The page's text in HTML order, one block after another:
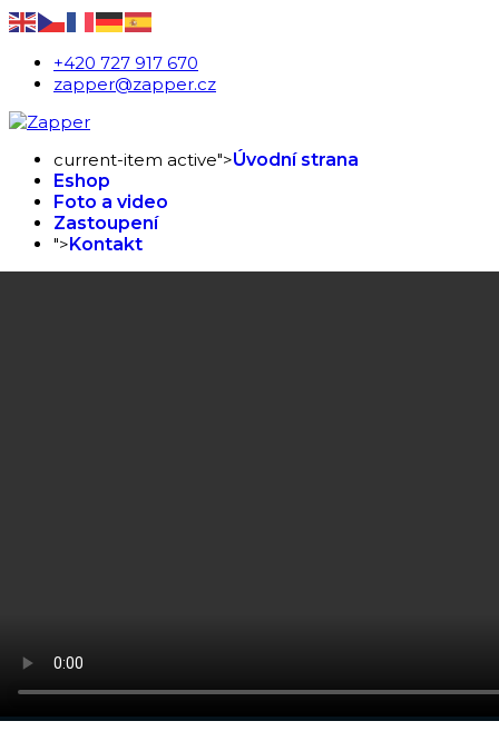
+420 727 917 670
zapper@zapper.cz
current-item active">Úvodní strana
Eshop
Foto a video
Zastoupení
">Kontakt